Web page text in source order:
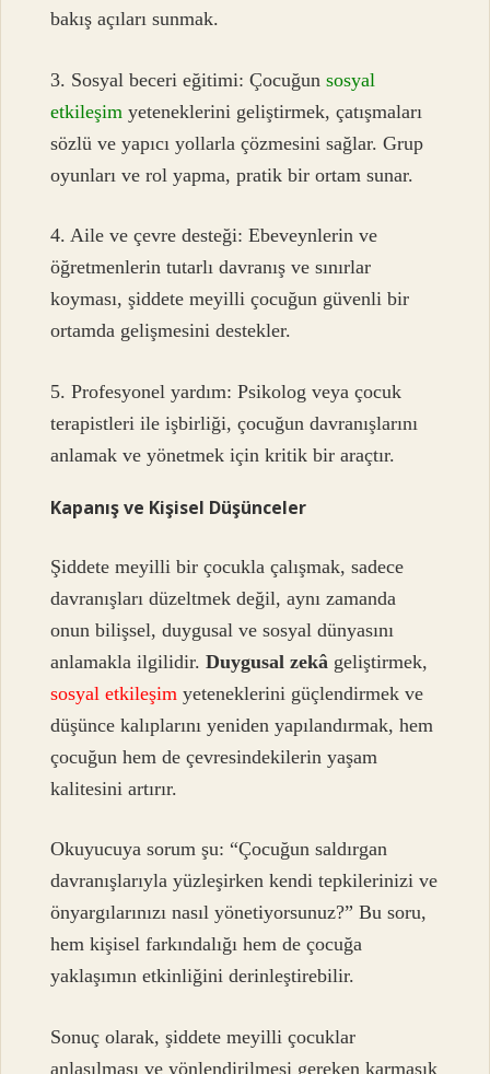
bakış açıları sunmak.
3. Sosyal beceri eğitimi: Çocuğunsosyal
etkileşim yeteneklerini geliştirmek, çatışmaları
sözlü ve yapıcı yollarla çözmesini sağlar. Grup
oyunları ve rol yapma, pratik bir ortam sunar.
4. Aile ve çevre desteği: Ebeveynlerin ve
öğretmenlerin tutarlı davranış ve sınırlar
koyması, şiddete meyilli çocuğun güvenli bir
ortamda gelişmesini destekler.
5. Profesyonel yardım: Psikolog veya çocuk
terapistleri ile işbirliği, çocuğun davranışlarını
anlamak ve yönetmek için kritik bir araçtır.
Kapanış ve Kişisel Düşünceler
Şiddete meyilli bir çocukla çalışmak, sadece
davranışları düzeltmek değil, aynı zamanda
onun bilişsel, duygusal ve sosyal dünyasını
anlamakla ilgilidir.Duygusal zekâ geliştirmek,
sosyal etkileşim yeteneklerini güçlendirmek ve
düşünce kalıplarını yeniden yapılandırmak, hem
çocuğun hem de çevresindekilerin yaşam
kalitesini artırır.
Okuyucuya sorum şu: “Çocuğun saldırgan
davranışlarıyla yüzleşirken kendi tepkilerinizi ve
önyargılarınızı nasıl yönetiyorsunuz?” Bu soru,
hem kişisel farkındalığı hem de çocuğa
yaklaşımın etkinliğini derinleştirebilir.
Sonuç olarak, şiddete meyilli çocuklar
anlaşılması ve yönlendirilmesi gereken karmaşık